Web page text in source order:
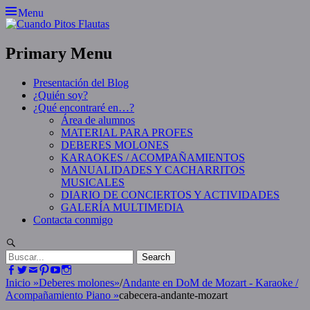
Skip
to
Menu
Primary Menu
Presentación del Blog
¿Quién soy?
¿Qué encontraré en…?
Área de alumnos
MATERIAL PARA PROFES
DEBERES MOLONES
KARAOKES / ACOMPAÑAMIENTOS
MANUALIDADES Y CACHARRITOS
MUSICALES
DIARIO DE CONCIERTOS Y ACTIVIDADES
GALERÍA MULTIMEDIA
Contacta conmigo
Search
for:Facebook
Twitter
EmailPinterest
YouTube
Inicio »Deberes molones»/Andante en DoM de Mozart - Karaoke /
Acompañamiento Piano »cabecera-andante-mozart